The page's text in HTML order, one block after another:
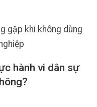
gặp khi không dùng
hành vi dân sự